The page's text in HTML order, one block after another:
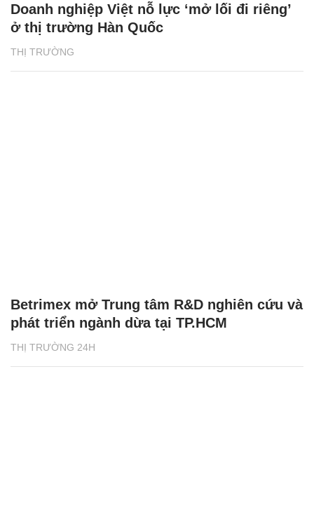
THỊ TRƯỜNG
Doanh nghiệp Việt nỗ lực ‘mở lối đi riêng’
ở thị trường Hàn Quốc
THỊ TRƯỜNG 24H
Betrimex mở Trung tâm R&D nghiên cứu và
phát triển ngành dừa tại TP.HCM